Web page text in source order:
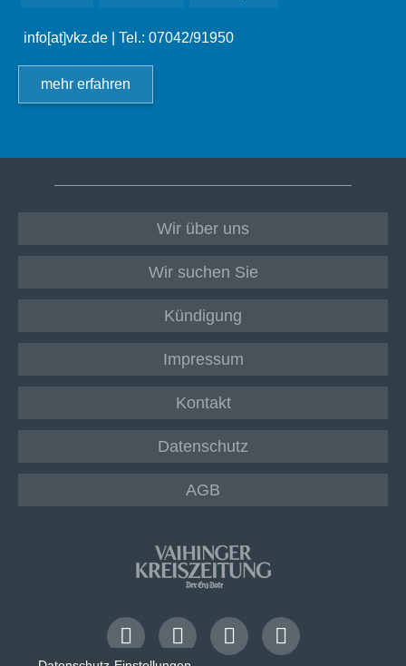
info[at]vkz.de | Tel.: 07042/91950
mehr erfahren
Wir über uns
Wir suchen Sie
Kündigung
Impressum
Kontakt
Datenschutz
AGB